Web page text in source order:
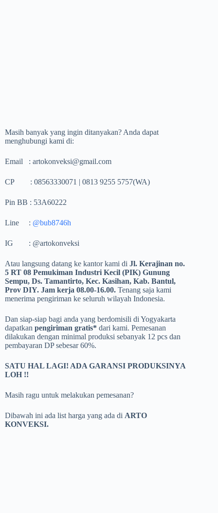
Masih banyak yang ingin ditanyakan? Anda dapat
menghubungi kami di:
Email : artokonveksi@gmail.com
CP : 08563330071 | 0813 9255 5757(WA)
Pin BB : 53A60222
Line : @bub8746h
IG : @artokonveksi
Atau langsung datang ke kantor kami di Jl. Kerajinan no.
5 RT 08 Pemukiman Industri Kecil (PIK) Gunung
Sempu, Ds. Tamantirto, Kec. Kasihan, Kab. Bantul,
Prov DIY. Jam kerja 08.00-16.00. Tenang saja kami
menerima pengiriman ke seluruh wilayah Indonesia.
Dan siap-siap bagi anda yang berdomisili di Yogyakarta
dapatkan pengiriman gratis* dari kami. Pemesanan
dilakukan dengan minimal produksi sebanyak 12 pcs dan
pembayaran DP sebesar 60%.
SATU HAL LAGI! ADA GARANSI PRODUKSINYA
LOH !!
Masih ragu untuk melakukan pemesanan?
Dibawah ini ada list harga yang ada di ARTO
KONVEKSI.